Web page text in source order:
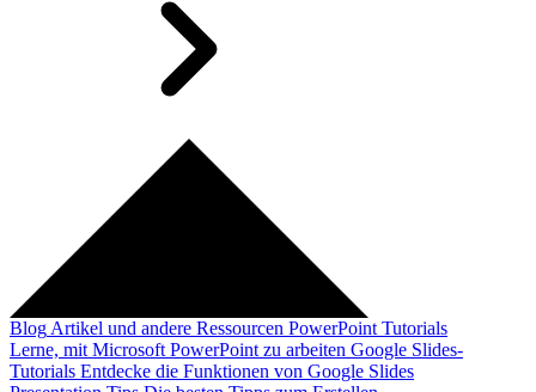
Blog Artikel und andere Ressourcen PowerPoint Tutorials
Lerne, mit Microsoft PowerPoint zu arbeiten Google Slides-
Tutorials Entdecke die Funktionen von Google Slides